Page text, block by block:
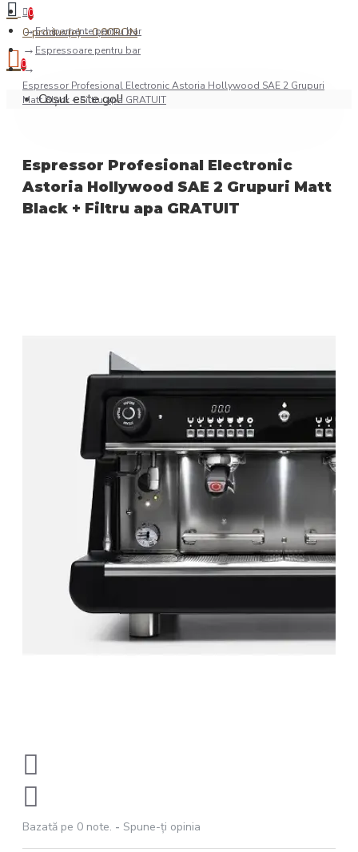
0
0 produs(e) - 0,00RON
0
Coșul este gol!
Echipamente pentru bar
Espressoare pentru bar
Espressor Profesional Electronic Astoria Hollywood SAE 2 Grupuri
Matt Black + Filtru apa GRATUIT
Espressor Profesional Electronic
Astoria Hollywood SAE 2 Grupuri Matt
Black + Filtru apa GRATUIT
Bazată pe 0 note. - Spune-ţi opinia